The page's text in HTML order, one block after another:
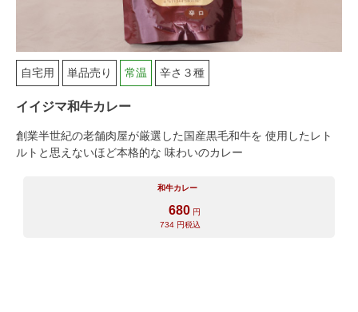
自宅用 単品売り 常温 辛さ３種
イイジマ和牛カレー
創業半世紀の老舗肉屋が厳選した国産黒毛和牛を 使用したレト
ルトと思えないほど本格的な 味わいのカレー
和牛カレー
680 円
734 円税込